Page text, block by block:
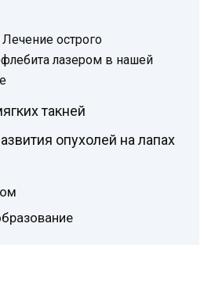
Лечение острого
лазером в нашей
такней
опухолей на лапах